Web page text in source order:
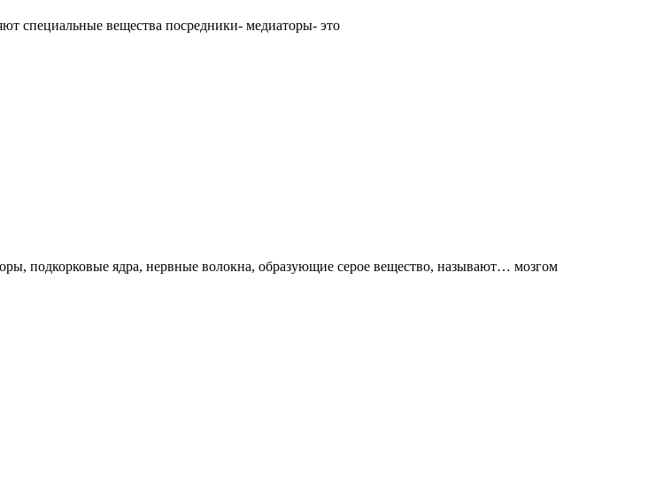
специальные вещества посредники- медиаторы- это
подкорковые ядра, нервные волокна, образующие серое вещество, называют… мозгом